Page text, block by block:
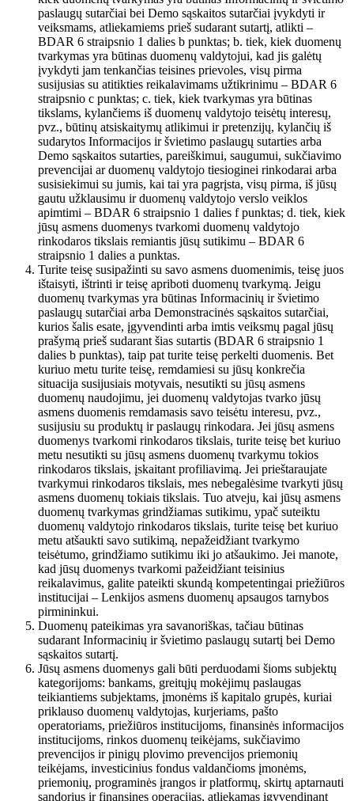
paslaugų sutarčiai bei Demo sąskaitos sutarčiai įvykdyti ir
veiksmams, atliekamiems prieš sudarant sutartį, atlikti –
BDAR 6 straipsnio 1 dalies b punktas; b. tiek, kiek duomenų
tvarkymas yra būtinas duomenų valdytojui, kad jis galėtų
įvykdyti jam tenkančias teisines prievoles, visų pirma
susijusias su atitikties reikalavimams užtikrinimu – BDAR 6
straipsnio c punktas; c. tiek, kiek tvarkymas yra būtinas
tikslams, kylančiems iš duomenų valdytojo teisėtų interesų,
pvz., būtinų atsiskaitymų atlikimui ir pretenzijų, kylančių iš
sudarytos Informacijos ir švietimo paslaugų sutarties arba
Demo sąskaitos sutarties, pareiškimui, saugumui, sukčiavimo
prevencijai ar duomenų valdytojo tiesioginei rinkodarai arba
susisiekimui su jumis, kai tai yra pagrįsta, visų pirma, iš jūsų
gautu užklausimu ir duomenų valdytojo verslo veiklos
apimtimi – BDAR 6 straipsnio 1 dalies f punktas; d. tiek, kiek
jūsų asmens duomenys tvarkomi duomenų valdytojo
rinkodaros tikslais remiantis jūsų sutikimu – BDAR 6
straipsnio 1 dalies a punktas.
Turite teisę susipažinti su savo asmens duomenimis, teisę juos
ištaisyti, ištrinti ir teisę apriboti duomenų tvarkymą. Jeigu
duomenų tvarkymas yra būtinas Informacinių ir švietimo
paslaugų sutarčiai arba Demonstracinės sąskaitos sutarčiai,
kurios šalis esate, įgyvendinti arba imtis veiksmų pagal jūsų
prašymą prieš sudarant šias sutartis (BDAR 6 straipsnio 1
dalies b punktas), taip pat turite teisę perkelti duomenis. Bet
kuriuo metu turite teisę, remdamiesi su jūsų konkrečia
situacija susijusiais motyvais, nesutikti su jūsų asmens
duomenų naudojimu, jei duomenų valdytojas tvarko jūsų
asmens duomenis remdamasis savo teisėtu interesu, pvz.,
susijusiu su produktų ir paslaugų rinkodara. Jei jūsų asmens
duomenys tvarkomi rinkodaros tikslais, turite teisę bet kuriuo
metu nesutikti su jūsų asmens duomenų tvarkymu tokios
rinkodaros tikslais, įskaitant profiliavimą. Jei prieštaraujate
tvarkymui rinkodaros tikslais, mes nebegalėsime tvarkyti jūsų
asmens duomenų tokiais tikslais. Tuo atveju, kai jūsų asmens
duomenų tvarkymas grindžiamas sutikimu, ypač suteiktu
duomenų valdytojo rinkodaros tikslais, turite teisę bet kuriuo
metu atšaukti savo sutikimą, nepažeidžiant tvarkymo
teisėtumo, grindžiamo sutikimu iki jo atšaukimo. Jei manote,
kad jūsų duomenys tvarkomi pažeidžiant teisinius
reikalavimus, galite pateikti skundą kompetentingai priežiūros
institucijai – Lenkijos asmens duomenų apsaugos tarnybos
pirmininkui.
Duomenų pateikimas yra savanoriškas, tačiau būtinas
sudarant Informacinių ir švietimo paslaugų sutartį bei Demo
sąskaitos sutartį.
Jūsų asmens duomenys gali būti perduodami šioms subjektų
kategorijoms: bankams, greitųjų mokėjimų paslaugas
teikiantiems subjektams, įmonėms iš kapitalo grupės, kuriai
priklauso duomenų valdytojas, kurjeriams, pašto
operatoriams, priežiūros institucijoms, finansinės informacijos
institucijoms, rinkos duomenų teikėjams, sukčiavimo
prevencijos ir pinigų plovimo prevencijos priemonių
teikėjams, investicinius fondus valdančioms įmonėms,
priemonių, programinės įrangos ir platformų, skirtų aptarnauti
sandorius ir finansines operacijas, atliekamas įgyvendinant